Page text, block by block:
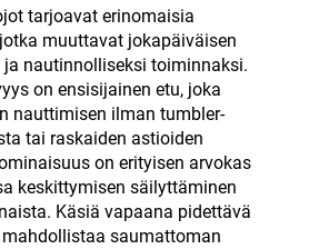
tarjoavat erinomaisia
muuttavat jokapäiväisen
nautinnolliseksi toiminnaksi.
on ensisijainen etu, joka
nauttimisen ilman tumbler-
tai raskaiden astioiden
on erityisen arvokas
keskittymisen säilyttäminen
Käsiä vapaana pidettävä
saumattoman